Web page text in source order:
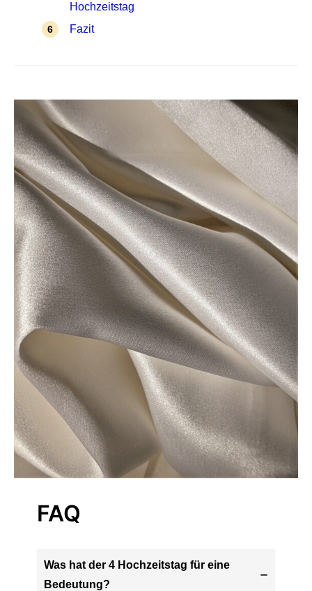
Hochzeitstag
Fazit
FAQ
Was hat der 4 Hochzeitstag für eine
Bedeutung?